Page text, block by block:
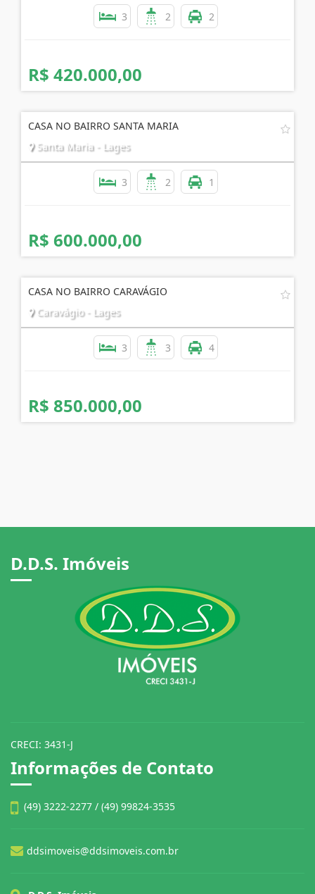
3 2 2
R$ 420.000,00
CASA NO BAIRRO SANTA MARIA
Santa Maria - Lages
3 2 1
R$ 600.000,00
CASA NO BAIRRO CARAVÁGIO
Caravágio - Lages
3 3 4
R$ 850.000,00
D.D.S. Imóveis
CRECI: 3431-J
Informações de Contato
(49) 3222-2277 / (49) 99824-3535
ddsimoveis@ddsimoveis.com.br